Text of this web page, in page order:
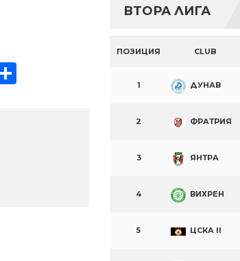
Share
ВТОРА ЛИГА
ПОЗИЦИЯ CLUB
1 ДУНАВ
2 ФРАТРИЯ
3 ЯНТРА
4 ВИХРЕН
5 ЦСКА II